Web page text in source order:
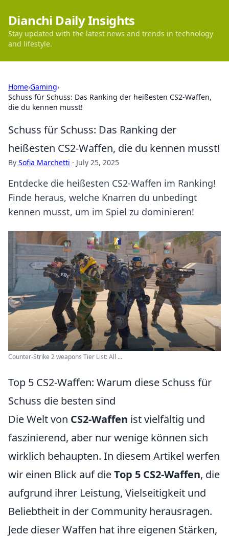
Dianchi Daily Insights
Stay updated with the latest news and trends in technology
and lifestyle.
Home›Gaming›
Schuss für Schuss: Das Ranking der heißesten CS2-Waffen,
die du kennen musst!
Schuss für Schuss: Das Ranking der
heißesten CS2-Waffen, die du kennen musst!
By Sofia Marchetti · July 25, 2025
Entdecke die heißesten CS2-Waffen im Ranking!
Finde heraus, welche Knarren du unbedingt
kennen musst, um im Spiel zu dominieren!
Counter-Strike 2 weapons Tier List: All ...
Top 5 CS2-Waffen: Warum diese Schuss für
Schuss die besten sind
Die Welt von CS2-Waffen ist vielfältig und
faszinierend, aber nur wenige können sich
wirklich behaupten. In diesem Artikel werfen
wir einen Blick auf dieTop 5 CS2-Waffen, die
aufgrund ihrer Leistung, Vielseitigkeit und
Beliebtheit in der Community herausragen.
Jede dieser Waffen hat ihre eigenen Stärken,